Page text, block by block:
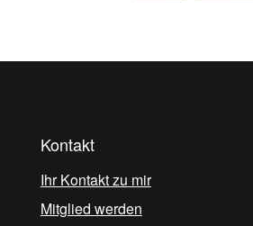
Kontakt
Ihr Kontakt zu mir
Mitglied werden